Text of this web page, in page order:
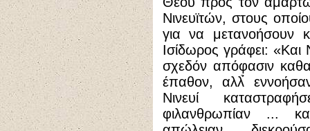
Νινευϊτών, στους
για να μετανοήσουν
Ισίδωρος γράφει: «Και
σχεδόν απόφασιν
έπαθον, αλλ̉
Νινευί
φιλανθρωπίαν ...